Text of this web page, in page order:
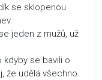
se sklopenou
jeden z mužů, už
kdyby se bavili o
že udělá všechno